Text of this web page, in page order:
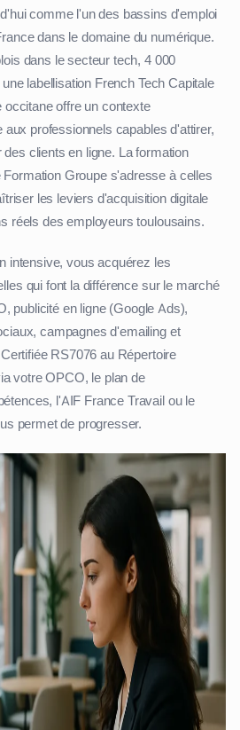
comme l'un des bassins d'emploi
dans le domaine du numérique.
dans le secteur tech, 4 000
labellisation French Tech Capitale
offre un contexte
aux professionnels capables d'attirer,
clients en ligne. La formation
Groupe s'adresse à celles
les leviers d'acquisition digitale
réels des employeurs toulousains.
intensive, vous acquérez les
qui font la différence sur le marché
publicité en ligne (Google Ads),
campagnes d'emailing et
RS7076 au Répertoire
votre OPCO, le plan de
l'AIF France Travail ou le
permet de progresser.